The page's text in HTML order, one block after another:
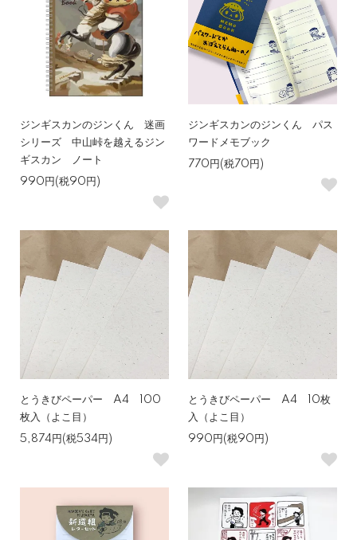
ジンギスカンのジンくん 迷画
シリーズ 中山峠を越えるジン
ギスカン ノート
990円(税90円)
ジンギスカンのジンくん パス
ワードメモブック
770円(税70円)
とうきびペーパー A4 100
枚入（よこ目）
5,874円(税534円)
とうきびペーパー A4 10枚
入（よこ目）
990円(税90円)